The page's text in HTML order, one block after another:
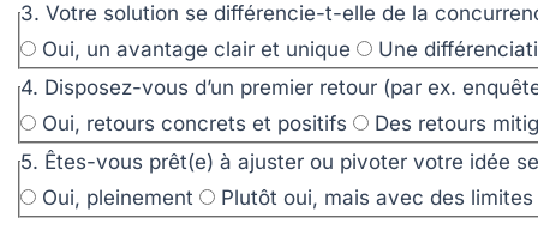
3. Votre solution se différencie-t-elle de la
Oui, un avantage clair et unique
Une
4. Disposez-vous d’un premier retour (par ex.
Oui, retours concrets et positifs
Des retours
5. Êtes-vous prêt(e) à ajuster ou pivoter votre idée
Oui, pleinement
Plutôt oui, mais avec des limites